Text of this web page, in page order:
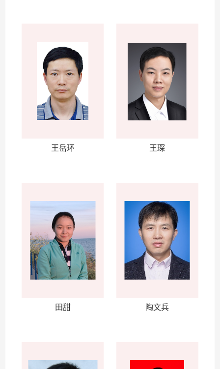
王岳环 王琛
田甜 陶文兵